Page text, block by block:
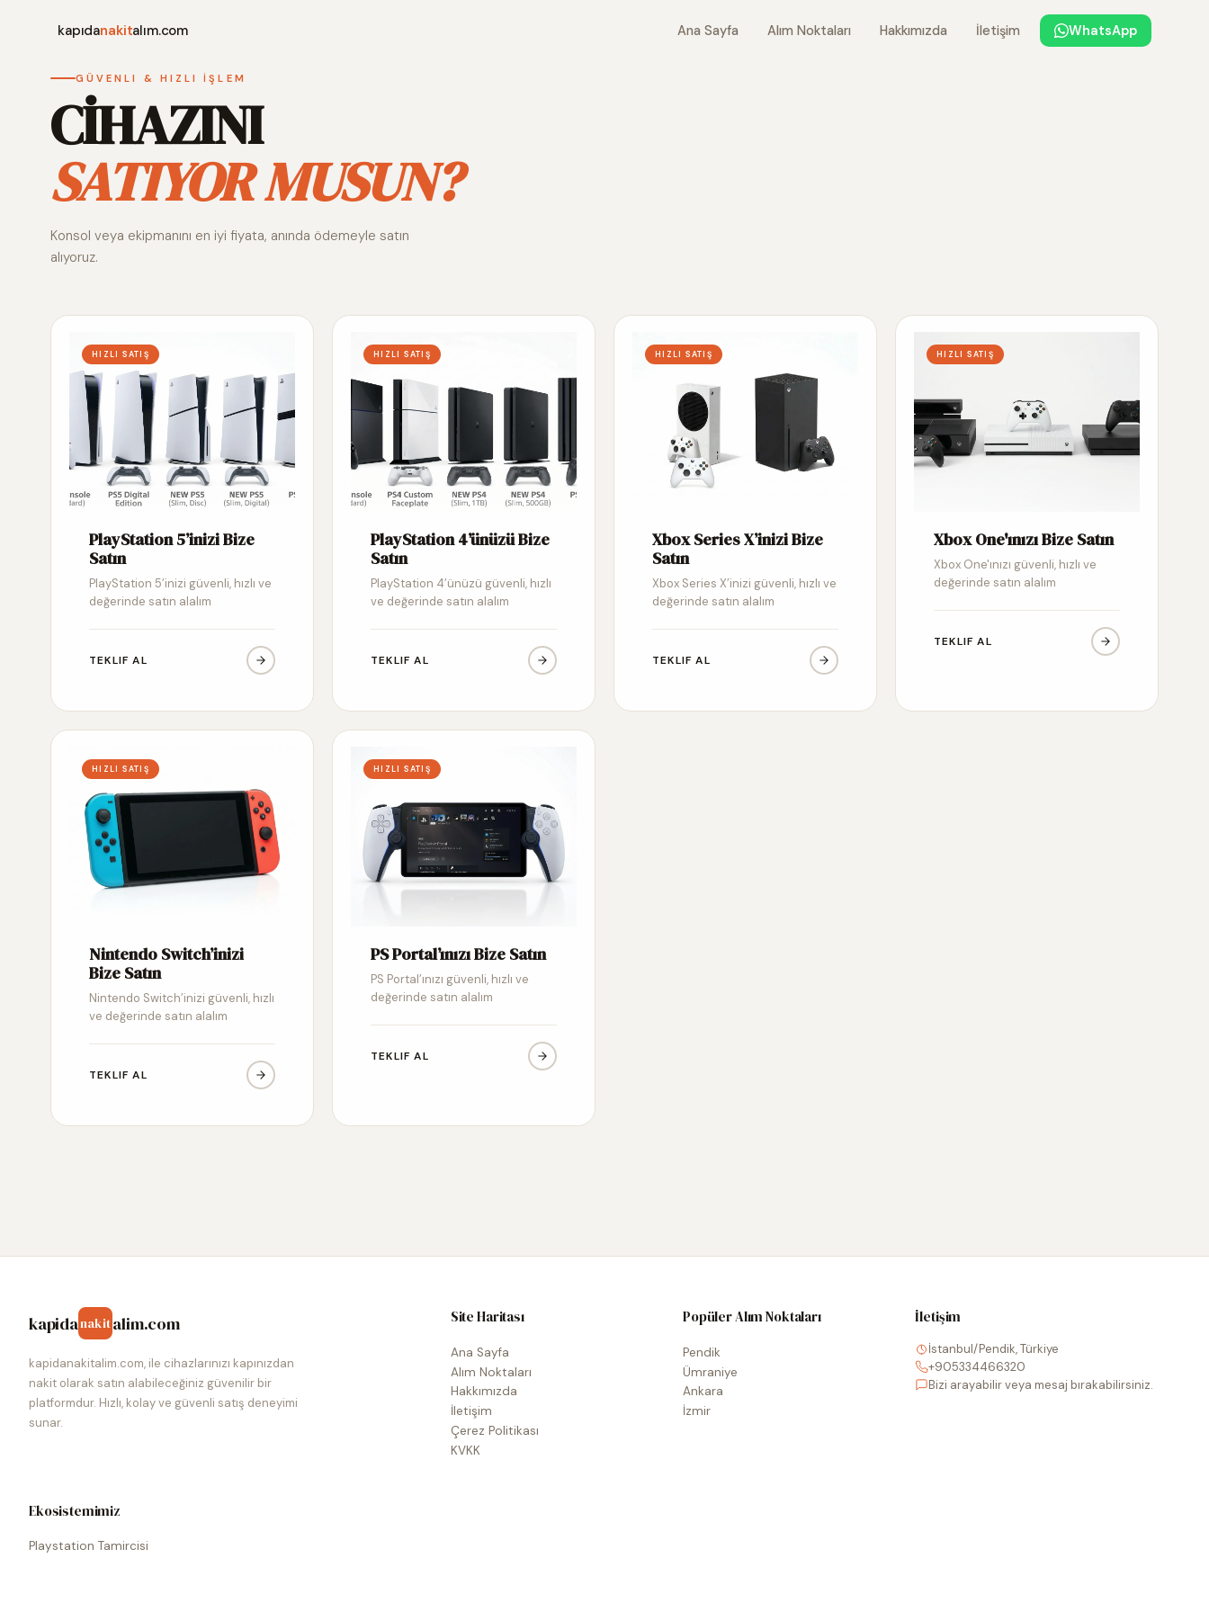
kapıdanakitalım.com Ana Sayfa Alım Noktaları Hakkımızda İletişim WhatsApp
GÜVENLI & HIZLI İŞLEM
CİHAZINI
SATIYOR MUSUN?
Konsol veya ekipmanını en iyi fiyata, anında ödemeyle satın
alıyoruz.
HIZLI SATIŞ
PlayStation 5’inizi Bize
Satın
PlayStation 5’inizi güvenli, hızlı ve
değerinde satın alalım
TEKLIF AL
HIZLI SATIŞ
PlayStation 4’ünüzü Bize
Satın
PlayStation 4’ünüzü güvenli, hızlı
ve değerinde satın alalım
TEKLIF AL
HIZLI SATIŞ
Xbox Series X’inizi Bize
Satın
Xbox Series X’inizi güvenli, hızlı ve
değerinde satın alalım
TEKLIF AL
HIZLI SATIŞ
Xbox One'ınızı Bize Satın
Xbox One'ınızı güvenli, hızlı ve
değerinde satın alalım
TEKLIF AL
HIZLI SATIŞ
Nintendo Switch’inizi
Bize Satın
Nintendo Switch’inizi güvenli, hızlı
ve değerinde satın alalım
TEKLIF AL
HIZLI SATIŞ
PS Portal’ınızı Bize Satın
PS Portal’ınızı güvenli, hızlı ve
değerinde satın alalım
TEKLIF AL
kapidanakitalim.com
kapidanakitalim.com, ile cihazlarınızı kapınızdan
nakit olarak satın alabileceğiniz güvenilir bir
platformdur. Hızlı, kolay ve güvenli satış deneyimi
sunar.
Site Haritası
Ana Sayfa
Alım Noktaları
Hakkımızda
İletişim
Çerez Politikası
KVKK
Popüler Alım Noktaları
Pendik
Ümraniye
Ankara
İzmir
İletişim
İstanbul/Pendik, Türkiye
+905334466320
Bizi arayabilir veya mesaj bırakabilirsiniz.
Ekosistemimiz
Playstation Tamircisi